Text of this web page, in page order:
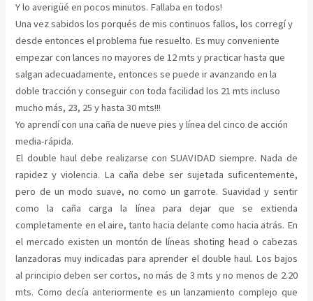
Y lo averigüé en pocos minutos. Fallaba en todos!
Una vez sabidos los porqués de mis continuos fallos, los corregí y
desde entonces el problema fue resuelto. Es muy conveniente
empezar con lances no mayores de 12 mts y practicar hasta que
salgan adecuadamente, entonces se puede ir avanzando en la
doble tracción y conseguir con toda facilidad los 21 mts incluso
mucho más, 23, 25 y hasta 30 mts!!!
Yo aprendí con una caña de nueve pies y línea del cinco de acción
media-rápida.
El double haul debe realizarse con SUAVIDAD siempre. Nada de
rapidez y violencia. La caña debe ser sujetada suficentemente,
pero de un modo suave, no como un garrote. Suavidad y sentir
como la caña carga la línea para dejar que se extienda
completamente en el aire, tanto hacia delante como hacia atrás. En
el mercado existen un montón de líneas shoting head o cabezas
lanzadoras muy indicadas para aprender el double haul. Los bajos
al principio deben ser cortos, no más de 3 mts y no menos de 2.20
mts. Como decía anteriormente es un lanzamiento complejo que